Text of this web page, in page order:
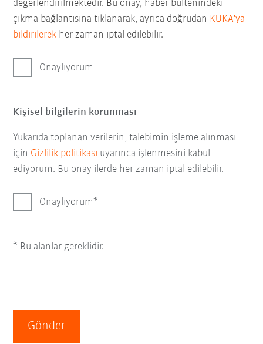
değerlendirilmektedir. Bu onay, haber bültenindeki
çıkma bağlantısına tıklanarak, ayrıca doğrudan KUKA'ya
bildirilerek her zaman iptal edilebilir.
Onaylıyorum
Kişisel bilgilerin korunması
Yukarıda toplanan verilerin, talebimin işleme alınması
için Gizlilik politikası uyarınca işlenmesini kabul
ediyorum. Bu onay ilerde her zaman iptal edilebilir.
Onaylıyorum
* Bu alanlar gereklidir.
Gönder